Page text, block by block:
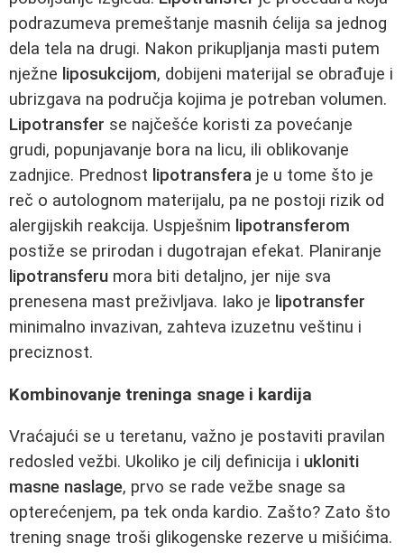
podrazumeva premeštanje masnih ćelija sa jednog
dela tela na drugi. Nakon prikupljanja masti putem
nježne liposukcijom, dobijeni materijal se obrađuje i
ubrizgava na područja kojima je potreban volumen.
Lipotransfer se najčešće koristi za povećanje
grudi, popunjavanje bora na licu, ili oblikovanje
zadnjice. Prednost lipotransfera je u tome što je
reč o autolognom materijalu, pa ne postoji rizik od
alergijskih reakcija. Uspješnim lipotransferom
postiže se prirodan i dugotrajan efekat. Planiranje
lipotransferu mora biti detaljno, jer nije sva
prenesena mast preživljava. Iako je lipotransfer
minimalno invazivan, zahteva izuzetnu veštinu i
preciznost.
Kombinovanje treninga snage i kardija
Vraćajući se u teretanu, važno je postaviti pravilan
redosled vežbi. Ukoliko je cilj definicija i ukloniti
masne naslage, prvo se rade vežbe snage sa
opterećenjem, pa tek onda kardio. Zašto? Zato što
trening snage troši glikogenske rezerve u mišićima.